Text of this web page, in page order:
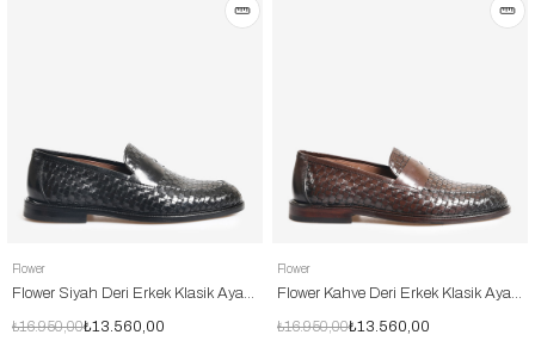
Flower
Flower Siyah Deri Erkek Klasik Ayakkabı
₺13.560,00
₺16.950,00
Flower
Flower Kahve Deri Erkek Klasik Ayakkabı
₺13.560,00
₺16.950,00